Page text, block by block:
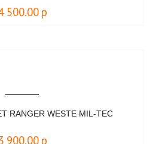
500.00 р
WESTE MIL-TEC
900.00 р